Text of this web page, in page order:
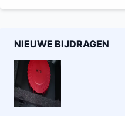
NIEUWE BIJDRAGEN